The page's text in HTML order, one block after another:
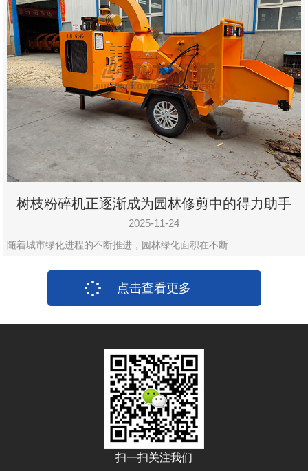
树枝粉碎机正逐渐成为园林修剪中的得力助手
2025-11-24
随着城市绿化进程的不断推进，园林绿化面积在不断…
点击查看更多
扫一扫关注我们